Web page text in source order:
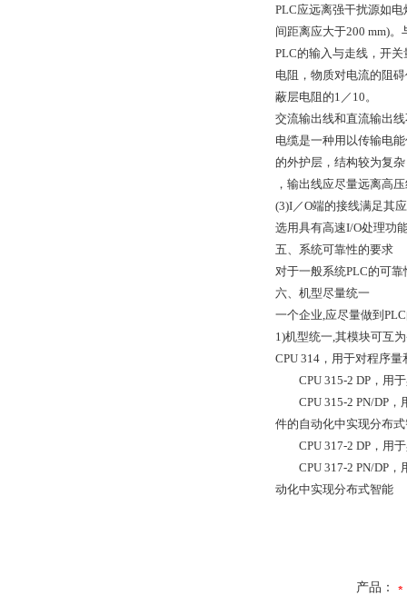
PLC应远离强干扰源如
间距离应大于200 mm)
PLC的输入与走线，开
电阻，物质对电流的阻
蔽层电阻的1／10。
交流输出线和直流输出
电缆是一种用以传输电
的外护层，结构较为复
，输出线应尽量远离高
(3)I／O端的接线满足其
选用具有高速I/O处理功
五、系统可靠性的要求
对于一般系统PLC的可
六、机型尽量统一
一个企业,应尽量做到
1)机型统一,其模块可互
CPU 314，用于对程序
CPU 315-2 DP，用于
CPU 315-2 PN/DP，用
件的自动化中实现分布
CPU 317-2 DP，用于
CPU 317-2 PN/DP，用
动化中实现分布式智能
产品：